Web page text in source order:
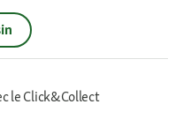
le Click&Collect